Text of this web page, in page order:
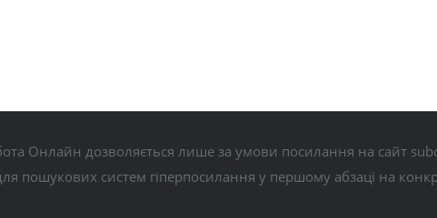
Онлайн дозволяється лише за умови посилання на сайт
пошукових систем гіперпосилання у першому абзаці на